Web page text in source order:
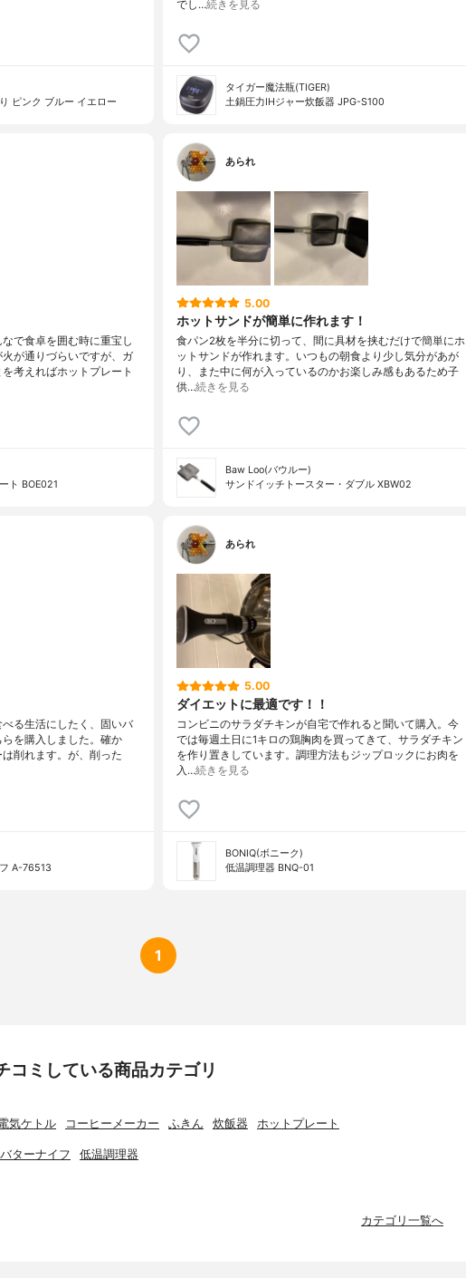
ピンク ブルー イエロー
でし…続きを見る
タイガー魔法瓶(TIGER)
土鍋圧力IHジャー炊飯器 JPG-S100
で食卓を囲む時に重宝し
が通りづらいですが、ガ
考えればホットプレート
ト BOE021
あられ
5.00
ホットサンドが簡単に作れます！
食パン2枚を半分に切って、間に具材を挟むだけで簡単にホ
ットサンドが作れます。いつもの朝食より少し気分があが
り、また中に何が入っているのかお楽しみ感もあるため子
供…続きを見る
Baw Loo(バウルー)
サンドイッチトースター・ダブル XBW02
る生活にしたく、固いバ
を購入しました。確か
削れます。が、削った
A-76513
あられ
5.00
ダイエットに最適です！！
コンビニのサラダチキンが自宅で作れると聞いて購入。今
では毎週土日に1キロの鶏胸肉を買ってきて、サラダチキン
を作り置きしています。調理方法もジップロックにお肉を
入…続きを見る
BONIQ(ボニーク)
低温調理器 BNQ-01
1
コミしている商品カテゴリ
気ケトル コーヒーメーカー ふきん 炊飯器 ホットプレート
バターナイフ 低温調理器
カテゴリ一覧へ